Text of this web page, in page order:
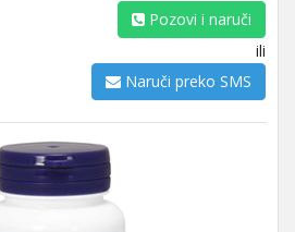
Pozovi i naruči
ili
Naruči preko SMS